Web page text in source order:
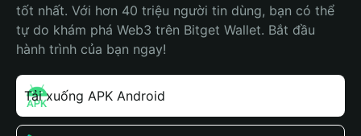
tốt nhất. Với hơn 40 triệu người tin dùng, bạn có thể
tự do khám phá Web3 trên Bitget Wallet. Bắt đầu
hành trình của bạn ngay!
Tải xuống APK Android